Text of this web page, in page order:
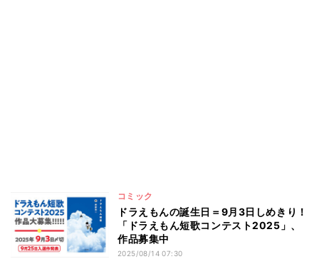
コミック
ドラえもんの誕生日＝9月3日しめきり！
「ドラえもん短歌コンテスト2025」、
作品募集中
2025/08/14 07:30